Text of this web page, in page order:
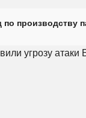
производству